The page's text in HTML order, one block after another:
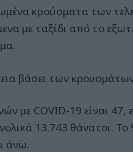
κρούσματα των
με ταξίδι από το
βάσει των
με COVID-19 είναι
13.743 θάνατοι.
άνω.